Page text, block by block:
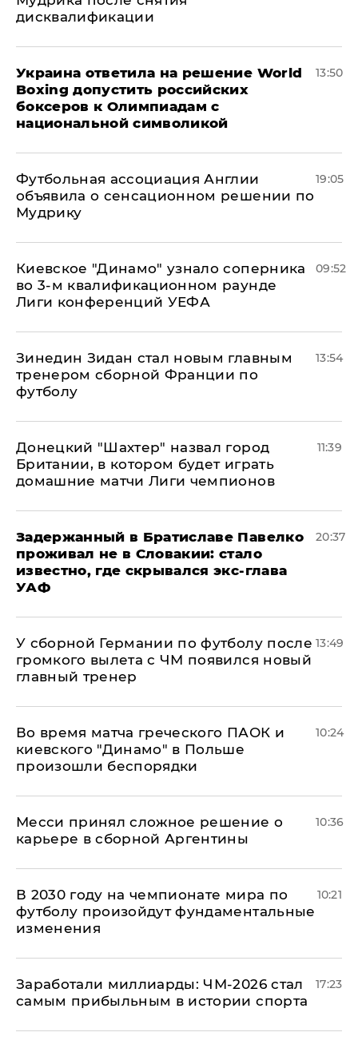
дисквалификации
Украина ответила на решение World
Boxing допустить российских
боксеров к Олимпиадам с
национальной символикой
13:50
Футбольная ассоциация Англии
объявила о сенсационном решении по
Мудрику
19:05
Киевское "Динамо" узнало соперника
во 3-м квалификационном раунде
Лиги конференций УЕФА
09:52
Зинедин Зидан стал новым главным
тренером сборной Франции по
футболу
13:54
Донецкий "Шахтер" назвал город
Британии, в котором будет играть
домашние матчи Лиги чемпионов
11:39
Задержанный в Братиславе Павелко
проживал не в Словакии: стало
известно, где скрывался экс-глава
УАФ
20:37
У сборной Германии по футболу после
громкого вылета с ЧМ появился новый
главный тренер
13:49
Во время матча греческого ПАОК и
киевского "Динамо" в Польше
произошли беспорядки
10:24
Месси принял сложное решение о
карьере в сборной Аргентины
10:36
В 2030 году на чемпионате мира по
футболу произойдут фундаментальные
изменения
10:21
Заработали миллиарды: ЧМ-2026 стал
самым прибыльным в истории спорта
17:23